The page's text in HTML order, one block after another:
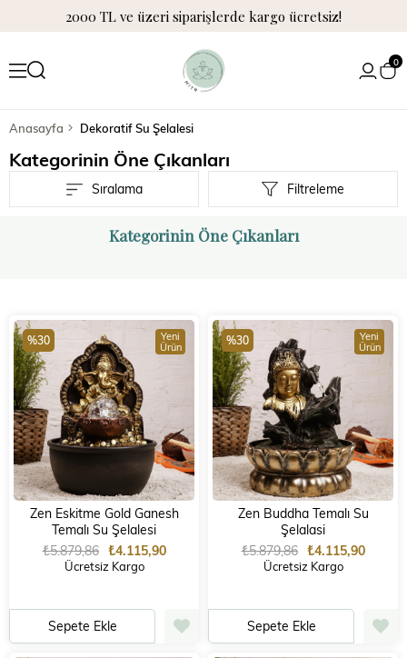
2000 TL ve üzeri siparişlerde kargo ücretsiz!
0
Anasayfa Dekoratif Su Şelalesi
Kategorinin Öne Çıkanları
Filtreleme
Sıralama
Kategorinin Öne Çıkanları
Zen Eskitme Gold Ganesh
Temalı Su Şelalesi
₺4.115,90
₺5.879,86
Sepete Ekle
%30
Ücretsiz Kargo
Yeni
Ürün
Zen Buddha Temalı Su
Şelalasi
₺4.115,90
₺5.879,86
Sepete Ekle
%30
Ücretsiz Kargo
Yeni
Ürün